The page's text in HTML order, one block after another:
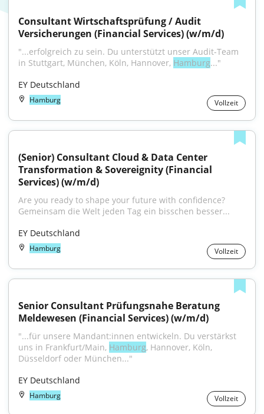
Consultant Wirtschaftsprüfung / Audit
Versicherungen (Financial Services) (w/m/d)
"...erfolgreich zu sein. Du unterstützt unser Audit-Team
in Stuttgart, München, Köln, Hannover, Hamburg..."
EY Deutschland
Hamburg Vollzeit
(Senior) Consultant Cloud & Data Center
Transformation & Sovereignity (Financial
Services) (w/m/d)
Are you ready to shape your future with confidence?
Gemeinsam die Welt jeden Tag ein bisschen besser...
EY Deutschland
Hamburg Vollzeit
Senior Consultant Prüfungsnahe Beratung
Meldewesen (Financial Services) (w/m/d)
"...für unsere Mandant:innen entwickeln. Du verstärkst
uns in Frankfurt/Main, Hamburg, Hannover, Köln,
Düsseldorf oder München..."
EY Deutschland
Hamburg Vollzeit